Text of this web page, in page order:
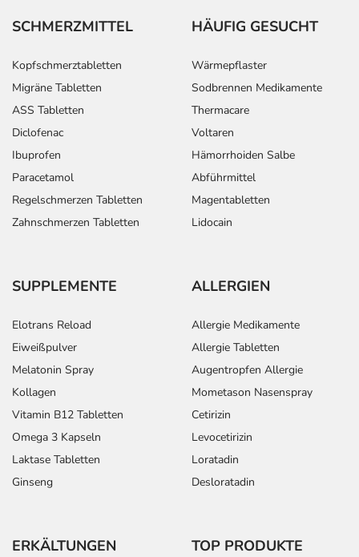
SCHMERZMITTEL
Kopfschmerztabletten
Migräne Tabletten
ASS Tabletten
Diclofenac
Ibuprofen
Paracetamol
Regelschmerzen Tabletten
Zahnschmerzen Tabletten
HÄUFIG GESUCHT
Wärmepflaster
Sodbrennen Medikamente
Thermacare
Voltaren
Hämorrhoiden Salbe
Abführmittel
Magentabletten
Lidocain
SUPPLEMENTE
Elotrans Reload
Eiweißpulver
Melatonin Spray
Kollagen
Vitamin B12 Tabletten
Omega 3 Kapseln
Laktase Tabletten
Ginseng
ALLERGIEN
Allergie Medikamente
Allergie Tabletten
Augentropfen Allergie
Mometason Nasenspray
Cetirizin
Levocetirizin
Loratadin
Desloratadin
ERKÄLTUNGEN TOP PRODUKTE